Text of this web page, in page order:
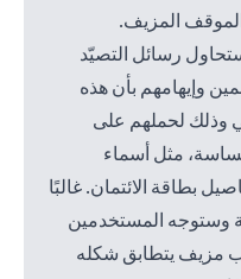
المزيف.
رسائل التصيّد
وإيهامهم بأن هذه
وذلك لحملهم على
مثل أسماء
بطاقة الائتمان. غالبًا
وستوجه المستخدمين
مزيف يتطابق شكله